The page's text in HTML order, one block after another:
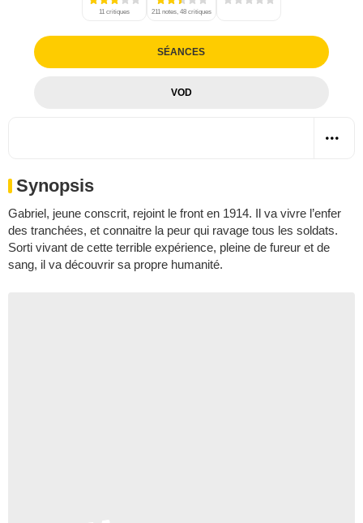
11 critiques 211 notes, 48 critiques
SÉANCES
VOD
Synopsis
Gabriel, jeune conscrit, rejoint le front en 1914. Il va vivre l’enfer
des tranchées, et connaitre la peur qui ravage tous les soldats.
Sorti vivant de cette terrible expérience, pleine de fureur et de
sang, il va découvrir sa propre humanité.